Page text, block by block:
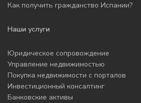
Как получить гражданство Испании?
Наши услуги
Юридическое сопровождение
Управление недвижимостью
Покупка недвижимости с порталов
Инвестиционный консалтинг
Банковские активы